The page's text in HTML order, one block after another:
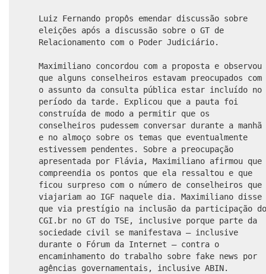
Luiz Fernando propôs emendar discussão sobre
eleições após a discussão sobre o GT de
Relacionamento com o Poder Judiciário.
Maximiliano concordou com a proposta e observou
que alguns conselheiros estavam preocupados com
o assunto da consulta pública estar incluído no
período da tarde. Explicou que a pauta foi
construída de modo a permitir que os
conselheiros pudessem conversar durante a manhã
e no almoço sobre os temas que eventualmente
estivessem pendentes. Sobre a preocupação
apresentada por Flávia, Maximiliano afirmou que
compreendia os pontos que ela ressaltou e que
ficou surpreso com o número de conselheiros que
viajariam ao IGF naquele dia. Maximiliano disse
que via prestígio na inclusão da participação do
CGI.br no GT do TSE, inclusive porque parte da
sociedade civil se manifestava – inclusive
durante o Fórum da Internet – contra o
encaminhamento do trabalho sobre fake news por
agências governamentais, inclusive ABIN.